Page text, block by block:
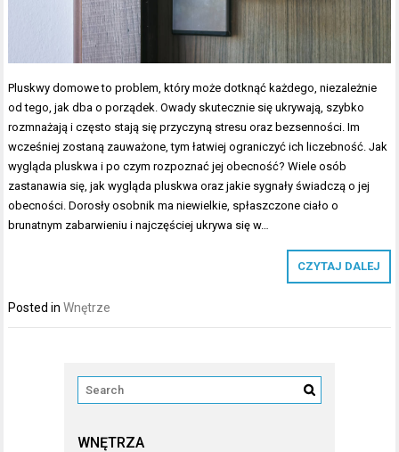
Pluskwy domowe to problem, który może dotknąć każdego, niezależnie
od tego, jak dba o porządek. Owady skutecznie się ukrywają, szybko
rozmnażają i często stają się przyczyną stresu oraz bezsenności. Im
wcześniej zostaną zauważone, tym łatwiej ograniczyć ich liczebność. Jak
wygląda pluskwa i po czym rozpoznać jej obecność? Wiele osób
zastanawia się, jak wygląda pluskwa oraz jakie sygnały świadczą o jej
obecności. Dorosły osobnik ma niewielkie, spłaszczone ciało o
brunatnym zabarwieniu i najczęściej ukrywa się w…
CZYTAJ DALEJ
Posted inWnętrze
WNĘTRZA